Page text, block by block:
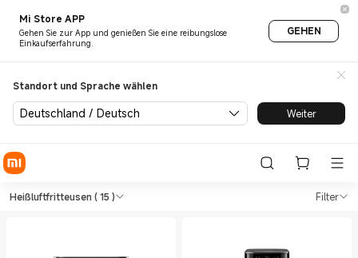
Mi Store APP
Gehen Sie zur App und genießen Sie eine reibungslose
Einkaufserfahrung.
GEHEN
Standort und Sprache wählen
Deutschland / Deutsch Weiter
Shop Kochgeräte
Heißluftfritteusen ( 15 ) Filter
Shop Kochgeräte Heißluftfritteusen